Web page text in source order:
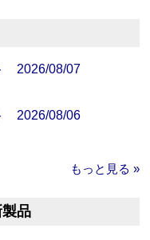
2026/08/07
2026/08/06
もっと見る »
品